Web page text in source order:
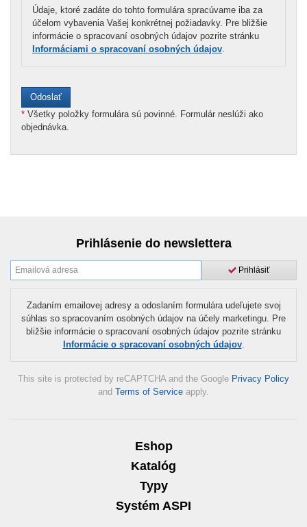
Údaje, ktoré zadáte do tohto formulára spracúvame iba za
účelom vybavenia Vašej konkrétnej požiadavky. Pre bližšie
informácie o spracovaní osobných údajov pozrite stránku
Informáciami o spracovaní osobných údajov.
* Všetky položky formulára sú povinné. Formulár neslúži ako
objednávka.
Prihlásenie do newslettera
Prihlásiť
Zadaním emailovej adresy a odoslaním formulára udeľujete svoj
súhlas so spracovaním osobných údajov na účely marketingu. Pre
bližšie informácie o spracovaní osobných údajov pozrite stránku
Informácie o spracovaní osobných údajov.
This site is protected by reCAPTCHA and the Google Privacy Policy
and Terms of Service apply.
Eshop
Katalóg
Typy
Systém ASPI